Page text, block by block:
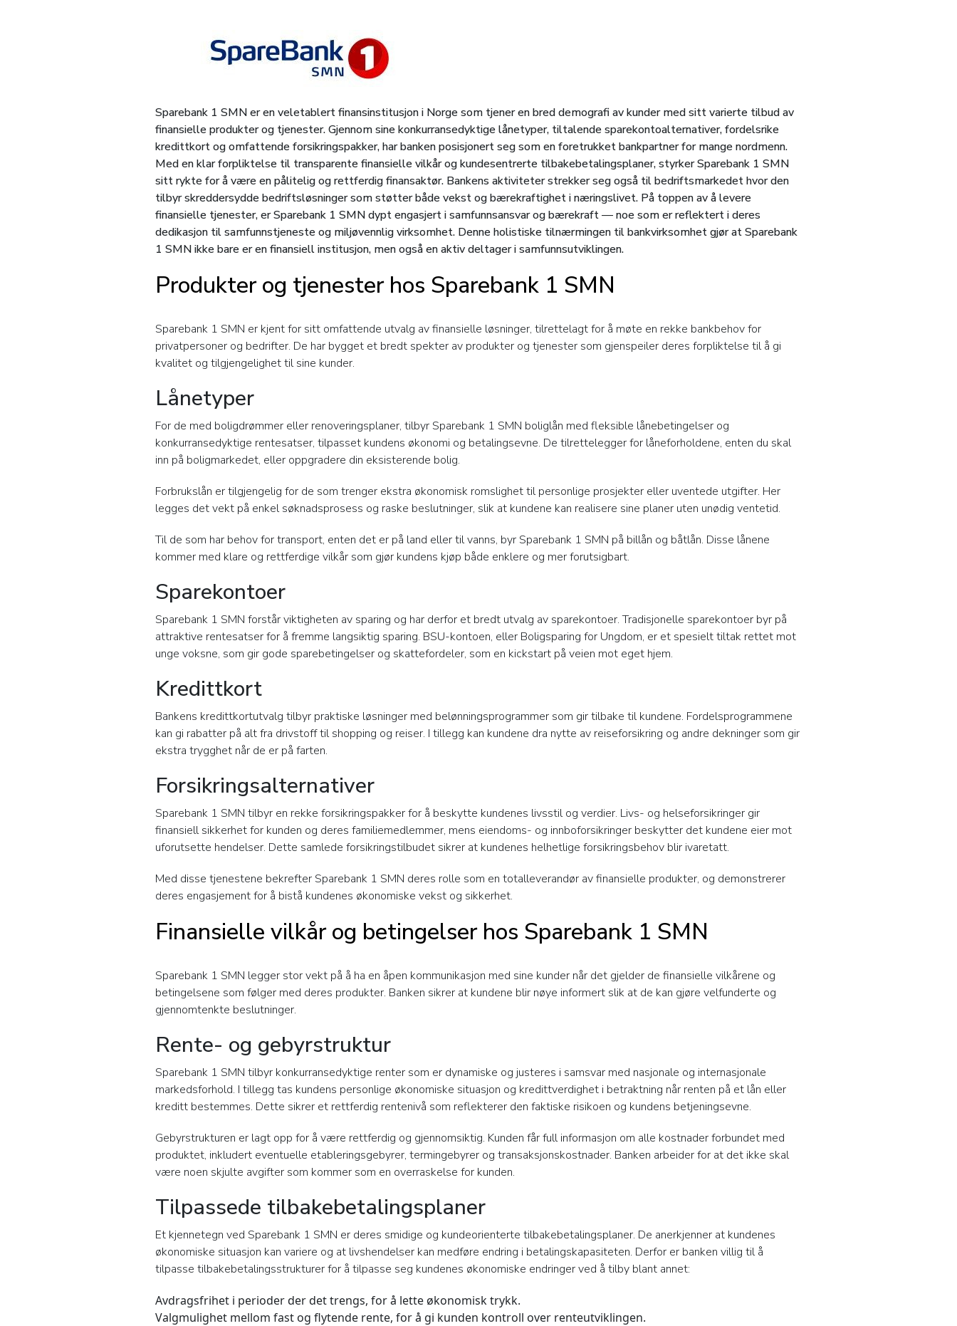
Sparebank 1 SMN er en veletablert finansinstitusjon i Norge som tjener en bred demografi av kunder med sitt varierte tilbud av
finansielle produkter og tjenester. Gjennom sine konkurransedyktige lånetyper, tiltalende sparekontoalternativer, fordelsrike
kredittkort og omfattende forsikringspakker, har banken posisjonert seg som en foretrukket bankpartner for mange nordmenn.
Med en klar forpliktelse til transparente finansielle vilkår og kundesentrerte tilbakebetalingsplaner, styrker Sparebank 1 SMN
sitt rykte for å være en pålitelig og rettferdig finansaktør. Bankens aktiviteter strekker seg også til bedriftsmarkedet hvor den
tilbyr skreddersydde bedriftsløsninger som støtter både vekst og bærekraftighet i næringslivet. På toppen av å levere
finansielle tjenester, er Sparebank 1 SMN dypt engasjert i samfunnsansvar og bærekraft ― noe som er reflektert i deres
dedikasjon til samfunnstjeneste og miljøvennlig virksomhet. Denne holistiske tilnærmingen til bankvirksomhet gjør at Sparebank
1 SMN ikke bare er en finansiell institusjon, men også en aktiv deltager i samfunnsutviklingen.
Produkter og tjenester hos Sparebank 1 SMN
Sparebank 1 SMN er kjent for sitt omfattende utvalg av finansielle løsninger, tilrettelagt for å møte en rekke bankbehov for
privatpersoner og bedrifter. De har bygget et bredt spekter av produkter og tjenester som gjenspeiler deres forpliktelse til å gi
kvalitet og tilgjengelighet til sine kunder.
Lånetyper
For de med boligdrømmer eller renoveringsplaner, tilbyr Sparebank 1 SMN boliglån med fleksible lånebetingelser og
konkurransedyktige rentesatser, tilpasset kundens økonomi og betalingsevne. De tilrettelegger for låneforholdene, enten du skal
inn på boligmarkedet, eller oppgradere din eksisterende bolig.
Forbrukslån er tilgjengelig for de som trenger ekstra økonomisk romslighet til personlige prosjekter eller uventede utgifter. Her
legges det vekt på enkel søknadsprosess og raske beslutninger, slik at kundene kan realisere sine planer uten unødig ventetid.
Til de som har behov for transport, enten det er på land eller til vanns, byr Sparebank 1 SMN på billån og båtlån. Disse lånene
kommer med klare og rettferdige vilkår som gjør kundens kjøp både enklere og mer forutsigbart.
Sparekontoer
Sparebank 1 SMN forstår viktigheten av sparing og har derfor et bredt utvalg av sparekontoer. Tradisjonelle sparekontoer byr på
attraktive rentesatser for å fremme langsiktig sparing. BSU-kontoen, eller Boligsparing for Ungdom, er et spesielt tiltak rettet mot
unge voksne, som gir gode sparebetingelser og skattefordeler, som en kickstart på veien mot eget hjem.
Kredittkort
Bankens kredittkortutvalg tilbyr praktiske løsninger med belønningsprogrammer som gir tilbake til kundene. Fordelsprogrammene
kan gi rabatter på alt fra drivstoff til shopping og reiser. I tillegg kan kundene dra nytte av reiseforsikring og andre dekninger som gir
ekstra trygghet når de er på farten.
Forsikringsalternativer
Sparebank 1 SMN tilbyr en rekke forsikringspakker for å beskytte kundenes livsstil og verdier. Livs- og helseforsikringer gir
finansiell sikkerhet for kunden og deres familiemedlemmer, mens eiendoms- og innboforsikringer beskytter det kundene eier mot
uforutsette hendelser. Dette samlede forsikringstilbudet sikrer at kundenes helhetlige forsikringsbehov blir ivaretatt.
Med disse tjenestene bekrefter Sparebank 1 SMN deres rolle som en totalleverandør av finansielle produkter, og demonstrerer
deres engasjement for å bistå kundenes økonomiske vekst og sikkerhet.
Finansielle vilkår og betingelser hos Sparebank 1 SMN
Sparebank 1 SMN legger stor vekt på å ha en åpen kommunikasjon med sine kunder når det gjelder de finansielle vilkårene og
betingelsene som følger med deres produkter. Banken sikrer at kundene blir nøye informert slik at de kan gjøre velfunderte og
gjennomtenkte beslutninger.
Rente- og gebyrstruktur
Sparebank 1 SMN tilbyr konkurransedyktige renter som er dynamiske og justeres i samsvar med nasjonale og internasjonale
markedsforhold. I tillegg tas kundens personlige økonomiske situasjon og kredittverdighet i betraktning når renten på et lån eller
kreditt bestemmes. Dette sikrer et rettferdig rentenivå som reflekterer den faktiske risikoen og kundens betjeningsevne.
Gebyrstrukturen er lagt opp for å være rettferdig og gjennomsiktig. Kunden får full informasjon om alle kostnader forbundet med
produktet, inkludert eventuelle etableringsgebyrer, termingebyrer og transaksjonskostnader. Banken arbeider for at det ikke skal
være noen skjulte avgifter som kommer som en overraskelse for kunden.
Tilpassede tilbakebetalingsplaner
Et kjennetegn ved Sparebank 1 SMN er deres smidige og kundeorienterte tilbakebetalingsplaner. De anerkjenner at kundenes
økonomiske situasjon kan variere og at livshendelser kan medføre endring i betalingskapasiteten. Derfor er banken villig til å
tilpasse tilbakebetalingsstrukturer for å tilpasse seg kundenes økonomiske endringer ved å tilby blant annet:
Avdragsfrihet i perioder der det trengs, for å lette økonomisk trykk.
Valgmulighet mellom fast og flytende rente, for å gi kunden kontroll over renteutviklingen.